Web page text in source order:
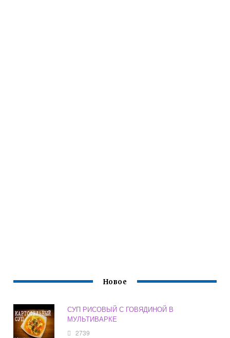
Новое
СУП РИСОВЫЙ С ГОВЯДИНОЙ В
МУЛЬТИВАРКЕ
2739